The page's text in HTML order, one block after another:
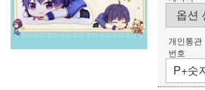
개인통관
번호